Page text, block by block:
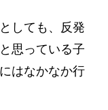
しても、反発
思っている子
はなかなか行